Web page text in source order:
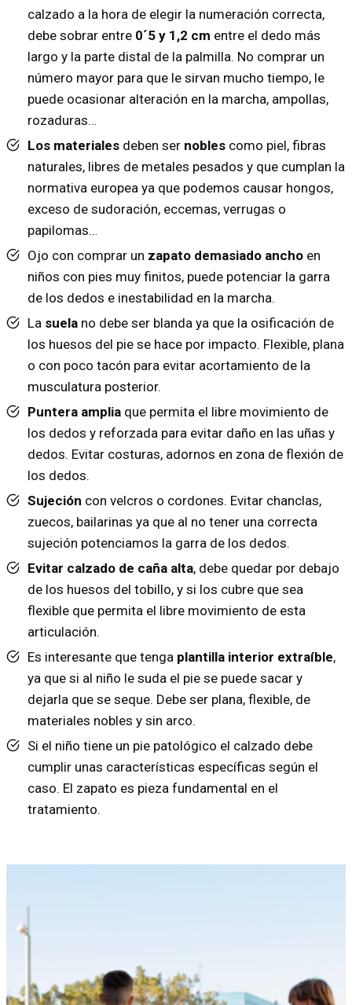
calzado a la hora de elegir la numeración correcta,
debe sobrar entre 0´5 y 1,2 cm entre el dedo más
largo y la parte distal de la palmilla. No comprar un
número mayor para que le sirvan mucho tiempo, le
puede ocasionar alteración en la marcha, ampollas,
rozaduras…
Los materiales deben ser nobles como piel, fibras
naturales, libres de metales pesados y que cumplan la
normativa europea ya que podemos causar hongos,
exceso de sudoración, eccemas, verrugas o
papilomas…
Ojo con comprar un zapato demasiado ancho en
niños con pies muy finitos, puede potenciar la garra
de los dedos e inestabilidad en la marcha.
La suela no debe ser blanda ya que la osificación de
los huesos del pie se hace por impacto. Flexible, plana
o con poco tacón para evitar acortamiento de la
musculatura posterior.
Puntera amplia que permita el libre movimiento de
los dedos y reforzada para evitar daño en las uñas y
dedos. Evitar costuras, adornos en zona de flexión de
los dedos.
Sujeción con velcros o cordones. Evitar chanclas,
zuecos, bailarinas ya que al no tener una correcta
sujeción potenciamos la garra de los dedos.
Evitar calzado de caña alta, debe quedar por debajo
de los huesos del tobillo, y si los cubre que sea
flexible que permita el libre movimiento de esta
articulación.
Es interesante que tenga plantilla interior extraíble,
ya que si al niño le suda el pie se puede sacar y
dejarla que se seque. Debe ser plana, flexible, de
materiales nobles y sin arco.
Si el niño tiene un pie patológico el calzado debe
cumplir unas características específicas según el
caso. El zapato es pieza fundamental en el
tratamiento.